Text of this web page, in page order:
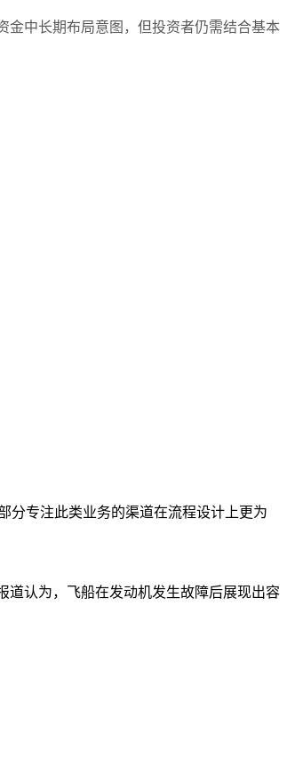
金中长期布局意图，但投资者仍需结合基本
分专注此类业务的渠道在流程设计上更为
道认为，飞船在发动机发生故障后展现出容